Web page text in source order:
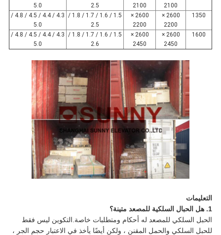
2100
2100
2.5
5.0
1350
2600 ×
2200
2600 ×
2200
1.5 / 1.6 / 1.7 / 1.8 /
2.5
4.3 / 4.4 / 4.5 / 4.8 /
5.0
1600
2600 ×
2450
2600 ×
2450
1.5 / 1.6 / 1.7 / 1.8 /
2.6
4.3 / 4.4 / 4.5 / 4.8 /
5.0
التعليمات
1. هل الحبال السلكية للمصعد متينة؟
الحبل السلكي للمصعد له أحكام ومتطلبات خاصة.التكوين ليس فقط
للحبل السلكي والحمل المقنن ، ولكن أيضًا يأخذ في الاعتبار حجم الجر ،